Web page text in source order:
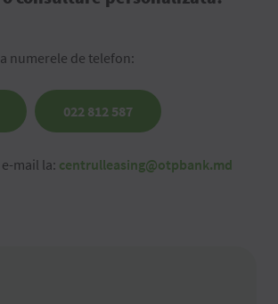
numerele de telefon:
022 812 587
mail la: centrulleasing@otpbank.md